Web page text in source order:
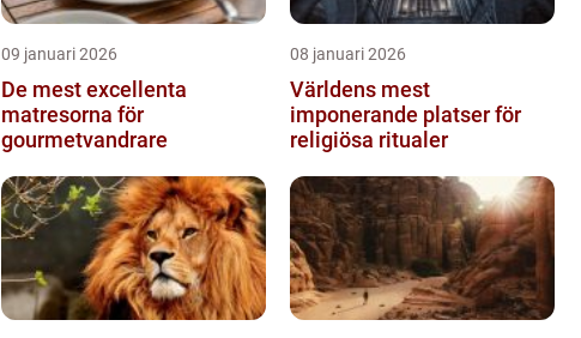
09 januari 2026
De mest excellenta
matresorna för
gourmetvandrare
08 januari 2026
Världens mest
imponerande platser för
religiösa ritualer